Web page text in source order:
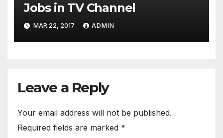
Jobs in TV Channel
MAR 22, 2017 ADMIN
Leave a Reply
Your email address will not be published.
Required fields are marked *